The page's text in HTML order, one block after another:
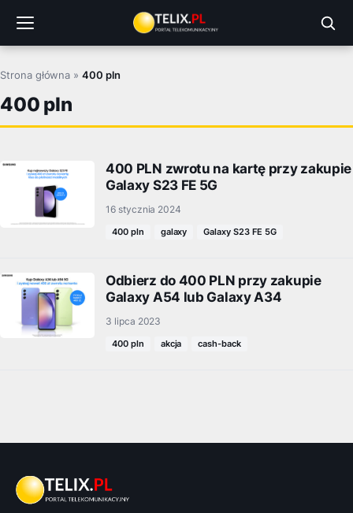
treści
Strona główna »400 pln
400 pln
400 PLN zwrotu na kartę przy zakupie
Galaxy S23 FE 5G
16 stycznia 2024
400 pln galaxy Galaxy S23 FE 5G
Odbierz do 400 PLN przy zakupie
Galaxy A54 lub Galaxy A34
3 lipca 2023
400 pln akcja cash-back